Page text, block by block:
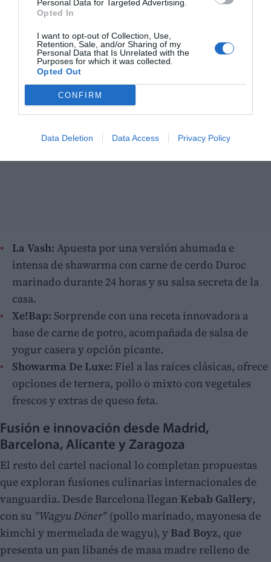
Personal Data for Targeted Advertising.
Opted In
I want to opt-out of Collection, Use,
Retention, Sale, and/or Sharing of my
Personal Data that Is Unrelated with the
Purposes for which it was collected.
Opted Out
CONFIRM
Data Deletion Data Access Privacy Policy
La Vash: Apuesta por una versión ahumada e
intensa de shawarma con carne de cerdo Duroc
marinado durante 24 horas y su salsa secreta de la
casa.
Xe!Bap: Sorprende con una receta innovadora a
base de carne de potro, acompañada de salsa de
yogur casera y opción picante.
Showarma De Luxe: Fiel a las raíces clásicas, ofrece
opciones de ternera, pollo o mixto con vegetales
frescos y extras de queso feta.
Fusión e innovación desde Madrid,
Barcelona, Alicante y Zaragoza
El resto del cartel nacional lo completan propuestas
que exploran fusiones culinarias internacionales de
vanguardia. Desde Barcelona llegan Kebab Gallery,
con su "Wagyu Döner" (pollo marinado, mayonesa de
kimchi y mermelada de wagyu), y Bad Boyz, que
presenta un pan libanés de masa madre relleno de